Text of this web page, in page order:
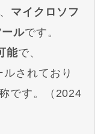
マイクロソフ
ールです。
能で、
されており
です。（2024